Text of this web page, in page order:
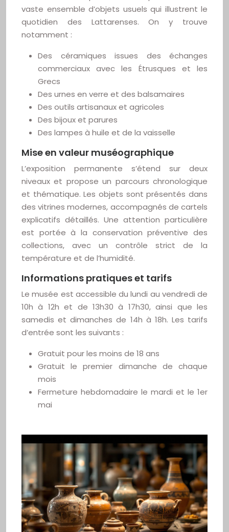
vaste ensemble d’objets usuels qui illustrent le
quotidien des Lattarenses. On y trouve
notamment :
Des céramiques issues des échanges
commerciaux avec les Étrusques et les
Grecs
Des urnes en verre et des balsamaires
Des outils artisanaux et agricoles
Des bijoux et parures
Des lampes à huile et de la vaisselle
Mise en valeur muséographique
L’exposition permanente s’étend sur deux
niveaux et propose un parcours chronologique
et thématique. Les objets sont présentés dans
des vitrines modernes, accompagnés de cartels
explicatifs détaillés. Une attention particulière
est portée à la conservation préventive des
collections, avec un contrôle strict de la
température et de l’humidité.
Informations pratiques et tarifs
Le musée est accessible du lundi au vendredi de
10h à 12h et de 13h30 à 17h30, ainsi que les
samedis et dimanches de 14h à 18h. Les tarifs
d’entrée sont les suivants :
Gratuit pour les moins de 18 ans
Gratuit le premier dimanche de chaque
mois
Fermeture hebdomadaire le mardi et le 1er
mai